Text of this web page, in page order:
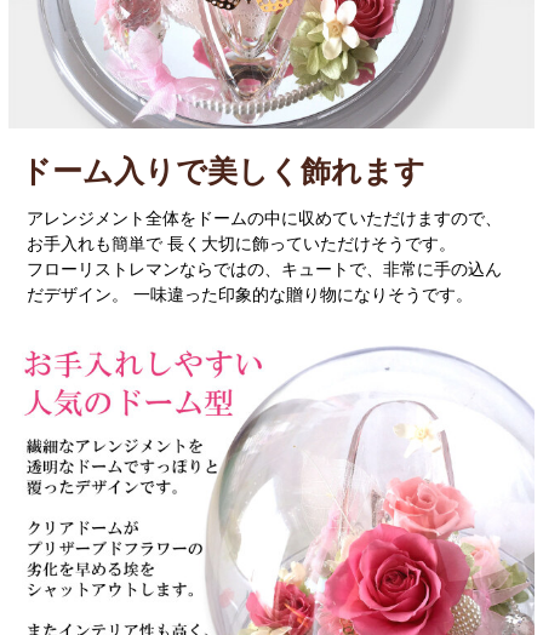
ドーム入りで美しく飾れます
アレンジメント全体をドームの中に収めていただけますので、
お手入れも簡単で 長く大切に飾っていただけそうです。
フローリストレマンならではの、キュートで、非常に手の込ん
だデザイン。 一味違った印象的な贈り物になりそうです。